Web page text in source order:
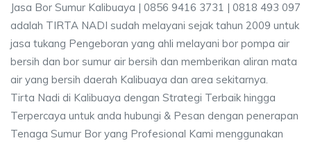
Jasa Bor Sumur Kalibuaya | 0856 9416 3731 | 0818 493 097
adalah TIRTA NADI sudah melayani sejak tahun 2009 untuk
jasa tukang Pengeboran yang ahli melayani bor pompa air
bersih dan bor sumur air bersih dan memberikan aliran mata
air yang bersih daerah Kalibuaya dan area sekitarnya.
Tirta Nadi di Kalibuaya dengan Strategi Terbaik hingga
Terpercaya untuk anda hubungi & Pesan dengan penerapan
Tenaga Sumur Bor yang Profesional Kami menggunakan